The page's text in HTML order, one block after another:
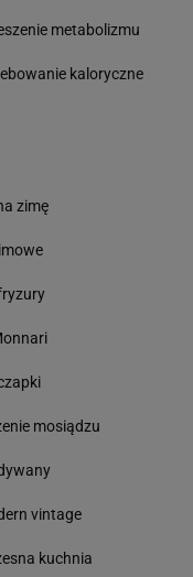
metabolizmu
kaloryczne
zimę
mosiądzu
vintage
kuchnia